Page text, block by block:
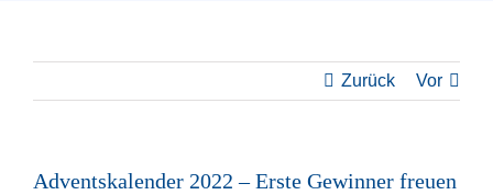
Zurück Vor
Adventskalender 2022 – Erste Gewinner freuen